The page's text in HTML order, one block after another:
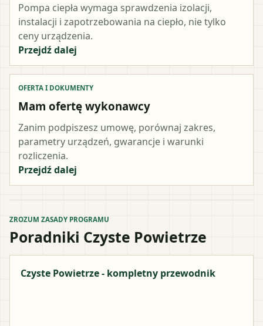
Pompa ciepła wymaga sprawdzenia izolacji,
instalacji i zapotrzebowania na ciepło, nie tylko
ceny urządzenia.
Przejdź dalej
OFERTA I DOKUMENTY
Mam ofertę wykonawcy
Zanim podpiszesz umowę, porównaj zakres,
parametry urządzeń, gwarancje i warunki
rozliczenia.
Przejdź dalej
ZROZUM ZASADY PROGRAMU
Poradniki Czyste Powietrze
Czyste Powietrze - kompletny przewodnik